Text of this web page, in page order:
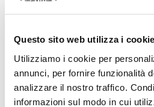
Questo sito web utilizza i cookie
Utilizziamo i cookie per
annunci, per fornire funzionalità
analizzare il nostro traffico.
informazioni sul modo in cui
Giallo h65x99m
44,55 €
CONSEGNA IN
48H
Spedizione
gratuita!